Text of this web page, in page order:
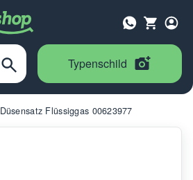
Typenschild
Düsensatz Flüssiggas 00623977